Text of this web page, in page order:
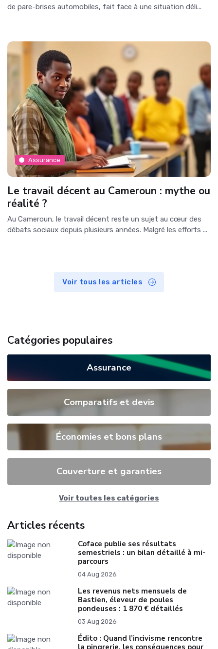
de pare-brises automobiles, fait face à une situation déli...
Assurance
Le travail décent au Cameroun : mythe ou
réalité ?
Au Cameroun, le travail décent reste un sujet au cœur des
débats sociaux depuis plusieurs années. Malgré les efforts ...
Voir tous les articles
Catégories populaires
Assurance
Comparatifs et devis
Économies et bons plans
Couverture et garanties
Voir toutes les catégories
Articles récents
Coface publie ses résultats
semestriels : un bilan détaillé à mi-
parcours
04 Aug 2026
Les revenus nets mensuels de
Bastien, éleveur de poules
pondeuses : 1 870 € détaillés
03 Aug 2026
Édito : Quand l’incivisme rencontre